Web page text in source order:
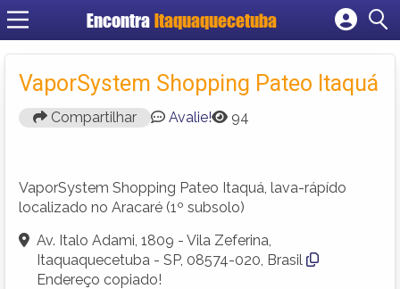
Encontra Itaquaquecetuba
Cadastrar empresa
Criar conta
VaporSystem Shopping Pateo Itaquá
Compartilhar Avalie! 94
VaporSystem Shopping Pateo Itaquá, lava-rápído
localizado no Aracaré (1º subsolo)
Av. Italo Adami, 1809 - Vila Zeferina,
Itaquaquecetuba - SP, 08574-020, Brasil
Endereço copiado!